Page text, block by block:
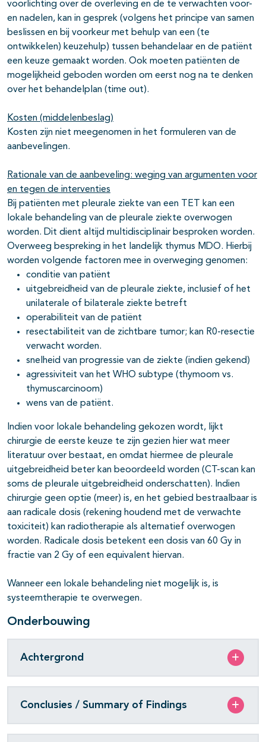
voorlichting over de overleving en de te verwachten voor-
en nadelen, kan in gesprek (volgens het principe van samen
beslissen en bij voorkeur met behulp van een (te
ontwikkelen) keuzehulp) tussen behandelaar en de patiënt
een keuze gemaakt worden. Ook moeten patiënten de
mogelijkheid geboden worden om eerst nog na te denken
over het behandelplan (time out).
Kosten (middelenbeslag)
Kosten zijn niet meegenomen in het formuleren van de
aanbevelingen.
Rationale van de aanbeveling: weging van argumenten voor
en tegen de interventies
Bij patiënten met pleurale ziekte van een TET kan een
lokale behandeling van de pleurale ziekte overwogen
worden. Dit dient altijd multidisciplinair besproken worden.
Overweeg bespreking in het landelijk thymus MDO. Hierbij
worden volgende factoren mee in overweging genomen:
conditie van patiënt
uitgebreidheid van de pleurale ziekte, inclusief of het
unilaterale of bilaterale ziekte betreft
operabiliteit van de patiënt
resectabiliteit van de zichtbare tumor; kan R0-resectie
verwacht worden.
snelheid van progressie van de ziekte (indien gekend)
agressiviteit van het WHO subtype (thymoom vs.
thymuscarcinoom)
wens van de patiënt.
Indien voor lokale behandeling gekozen wordt, lijkt
chirurgie de eerste keuze te zijn gezien hier wat meer
literatuur over bestaat, en omdat hiermee de pleurale
uitgebreidheid beter kan beoordeeld worden (CT-scan kan
soms de pleurale uitgebreidheid onderschatten). Indien
chirurgie geen optie (meer) is, en het gebied bestraalbaar is
aan radicale dosis (rekening houdend met de verwachte
toxiciteit) kan radiotherapie als alternatief overwogen
worden. Radicale dosis betekent een dosis van 60 Gy in
fractie van 2 Gy of een equivalent hiervan.
Wanneer een lokale behandeling niet mogelijk is, is
systeemtherapie te overwegen.
Onderbouwing
Achtergrond
Conclusies / Summary of Findings